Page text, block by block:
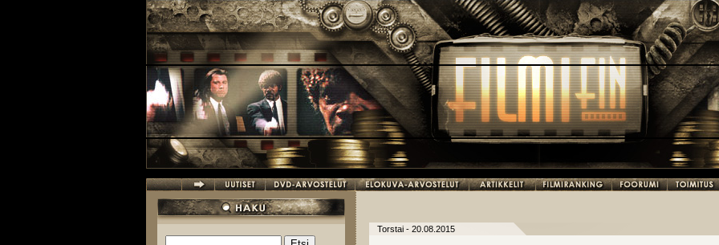
Torstai - 20.08.2015